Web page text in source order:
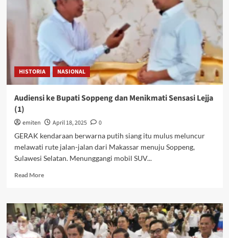
Indonesia
Menurun
HISTORIA NASIONAL
Audiensi ke Bupati Soppeng dan Menikmati Sensasi Lejja
(1)
emiten April 18, 2025
0
GERAK kendaraan berwarna putih siang itu mulus meluncur
melawati rute jalan-jalan dari Makassar menuju Soppeng,
Sulawesi Selatan. Menunggangi mobil SUV...
Read MoreRead
Audiensi
ke
Bupati
Soppeng